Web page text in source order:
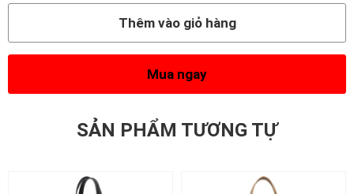
Thêm vào giỏ hàng
Mua ngay
SẢN PHẨM TƯƠNG TỰ